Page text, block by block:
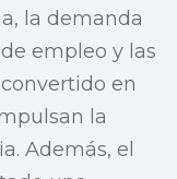
la demanda
empleo y las
en
la
Además, el